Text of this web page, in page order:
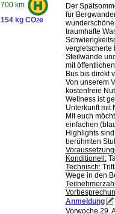
700 km
154 kg CO2e
Der
für
traumhafte
vergletscherte
Steilwände
mit
Bus bis direkt
Von unserem
kostenfreie
Wellness ist
Unterkunft mit
Mit euch
einfachen
Highlights
berühmten
Konditionell:
Technisch:
Wege in den
Anmeldung
Vorwoche 29.